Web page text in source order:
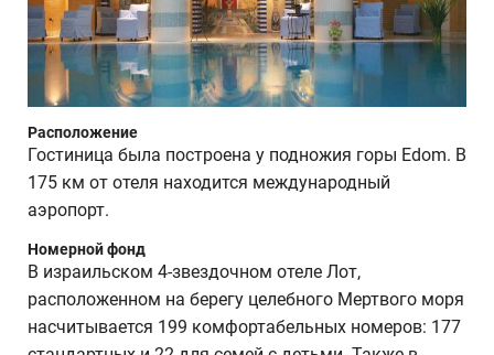
Расположение
Гостиница была построена у подножия горы Edom. В
175 км от отеля находится международный
аэропорт.
Номерной фонд
В израильском 4-звездочном отеле Лот,
расположенном на берегу целебного Мертвого моря
насчитывается 199 комфортабельных номеров: 177